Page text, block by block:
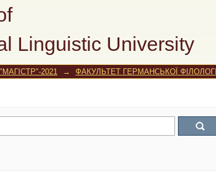
Linguistic University
2021 → ФАКУЛЬТЕТ ГЕРМАНСЬКОЇ ФІЛОЛОГІЇ